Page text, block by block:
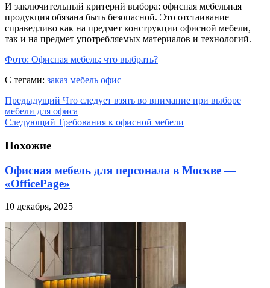
И заключительный критерий выбора: офисная мебельная
продукция обязана быть безопасной. Это отстаивание
справедливо как на предмет конструкции офисной мебели,
так и на предмет употребляемых материалов и технологий.
Фото: Офисная мебель: что выбрать?
С тегами: заказ мебель офис
Предыдущий Что следует взять во внимание при выборе
мебели для офиса
Следующий Требования к офисной мебели
Похожие
Офисная мебель для персонала в Москве —
«OfficePage»
10 декабря, 2025